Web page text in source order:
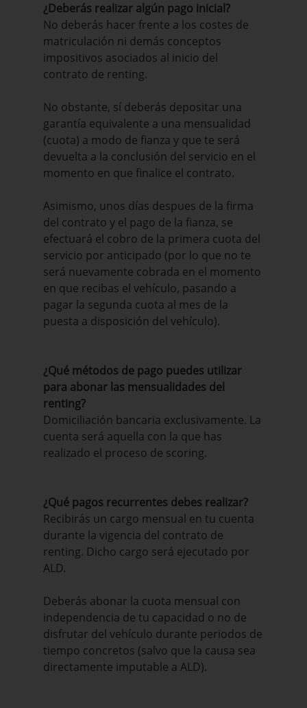
¿Deberás realizar algún pago inicial?
No deberás hacer frente a los costes de
matriculación ni demás conceptos
impositivos asociados al inicio del
contrato de renting.
No obstante, sí deberás depositar una
garantía equivalente a una mensualidad
(cuota) a modo de fianza y que te será
devuelta a la conclusión del servicio en el
momento en que finalice el contrato.
Asimismo, unos días despues de la firma
del contrato y el pago de la fianza, se
efectuará el cobro de la primera cuota del
servicio por anticipado (por lo que no te
será nuevamente cobrada en el momento
en que recibas el vehículo, pasando a
pagar la segunda cuota al mes de la
puesta a disposición del vehículo).
¿Qué métodos de pago puedes utilizar
para abonar las mensualidades del
renting?
Domiciliación bancaria exclusivamente. La
cuenta será aquella con la que has
realizado el proceso de scoring.
¿Qué pagos recurrentes debes realizar?
Recibirás un cargo mensual en tu cuenta
durante la vigencia del contrato de
renting. Dicho cargo será ejecutado por
ALD.
Deberás abonar la cuota mensual con
independencia de tu capacidad o no de
disfrutar del vehículo durante periodos de
tiempo concretos (salvo que la causa sea
directamente imputable a ALD).